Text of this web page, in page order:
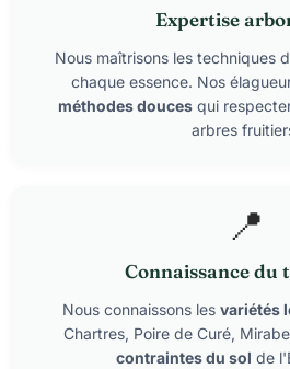
Expertise
Nous maîtrisons les techniques
chaque essence. Nos
méthodes doucesqui
arbres
📍
Connaissance du
Nous connaissons les variétés
Chartres, Poire de Curé,
contraintes du sol de